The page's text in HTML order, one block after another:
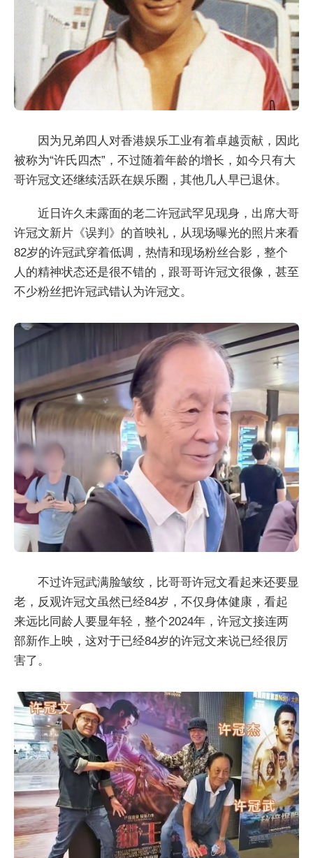
因为兄弟四人对香港娱乐工业有着卓越贡献，因此
被称为“许氏四杰”，不过随着年龄的增长，如今只有大
哥许冠文还继续活跃在娱乐圈，其他几人早已退休。
近日许久未露面的老二许冠武罕见现身，出席大哥
许冠文新片《误判》的首映礼，从现场曝光的照片来看
82岁的许冠武穿着低调，热情和现场粉丝合影，整个
人的精神状态还是很不错的，跟哥哥许冠文很像，甚至
不少粉丝把许冠武错认为许冠文。
不过许冠武满脸皱纹，比哥哥许冠文看起来还要显
老，反观许冠文虽然已经84岁，不仅身体健康，看起
来远比同龄人要显年轻，整个2024年，许冠文接连两
部新作上映，这对于已经84岁的许冠文来说已经很厉
害了。